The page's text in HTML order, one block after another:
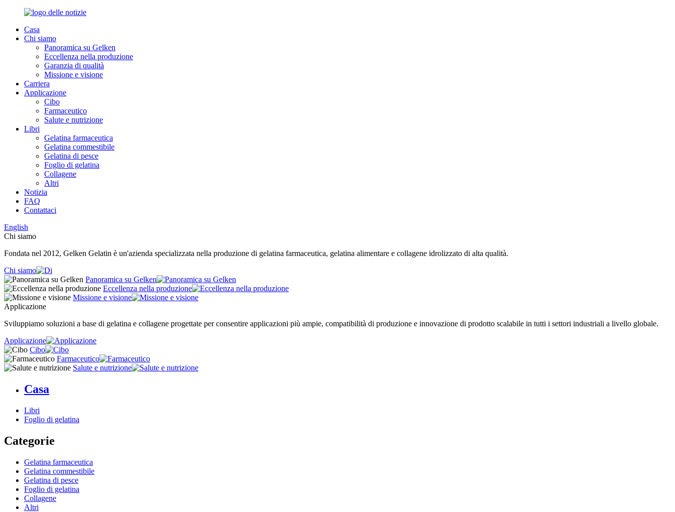
Casa
Chi siamo
Panoramica su Gelken
Eccellenza nella produzione
Garanzia di qualità
Missione e visione
Carriera
Applicazione
Cibo
Farmaceutico
Salute e nutrizione
Libri
Gelatina farmaceutica
Gelatina commestibile
Gelatina di pesce
Foglio di gelatina
Collagene
Altri
Notizia
FAQ
Contattaci
English
Chi siamo
Fondata nel 2012, Gelken Gelatin è un'azienda specializzata nella produzione di gelatina farmaceutica, gelatina alimentare e collagene idrolizzato di alta qualità.
Chi siamo
Panoramica su Gelken
Eccellenza nella produzione
Missione e visione
Applicazione
Sviluppiamo soluzioni a base di gelatina e collagene progettate per consentire applicazioni più ampie, compatibilità di produzione e innovazione di prodotto scalabile in tutti i settori industriali a livello globale.
Applicazione
Cibo
Farmaceutico
Salute e nutrizione
Casa
Libri
Foglio di gelatina
Categorie
Gelatina farmaceutica
Gelatina commestibile
Gelatina di pesce
Foglio di gelatina
Collagene
Altri